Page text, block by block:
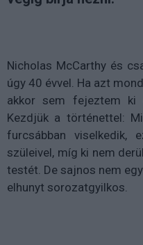
Nicholas McCarthy és
úgy 40 évvel. Ha azt
akkor sem fejeztem ki
Kezdjük a történettel:
furcsábban viselkedik,
szüleivel, míg ki nem
testét. De sajnos nem
elhunyt sorozatgyilkos.